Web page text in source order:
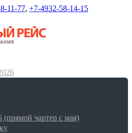
11-77, +7-4932-58-14-15
чартер с мая)